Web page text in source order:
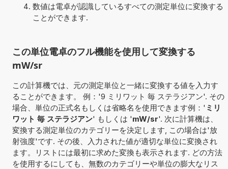
数値は電卓が認識しているすべての測定単位に変換する
ことができます.
この単位電卓のフル機能を使用して変換する
mW/sr
この計算機では、元の測定単位と一緒に変換する値を入力す
ることができます。 例：'9 ミリワット 毎 ステラジアン'. その
場合、単位の正式名もしくは省略名を使用できます例：' ミリ
ワット 毎 ステラジアン' もしくは 'mW/sr'. 次に計算機は、
変換する測定単位のカテゴリーを決定します, この場合は'放
射強度'です. その後、入力された値が適切な単位に変換され
ます。リストには最初に求めた変換も表示されます. どの方法
を使用するにしても、無数のカテゴリーや単位の膨大なリス